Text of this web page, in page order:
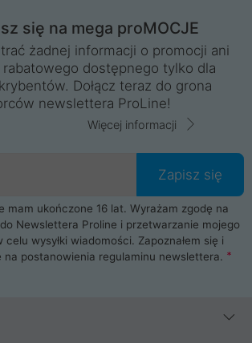
się na mega proMOCJE
żadnej informacji o promocji ani
rabatowego dostępnego tylko dla
Dołącz teraz do grona
newslettera ProLine!
Więcej informacji
Zapisz się
mam ukończone 16 lat. Wyrażam zgodę na
Newslettera Proline i przetwarzanie mojego
wysyłki wiadomości. Zapoznałem się i
na postanowienia regulaminu newslettera.